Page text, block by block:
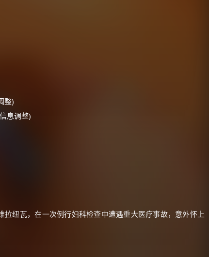
整)
息调整)
拉纽瓦，在一次例行妇科检查中遭遇重大医疗事故，意外怀上
🧧 福利领取站 ×